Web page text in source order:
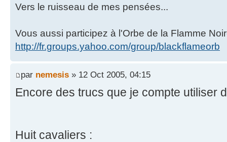
Vers le ruisseau de mes pensées...
Vous aussi participez à l'Orbe de la Flamme
http://fr.groups.yahoo.com/group/blackflameorb
par nemesis » 12 Oct 2005, 04:15
Encore des trucs que je compte utiliser
Huit cavaliers :